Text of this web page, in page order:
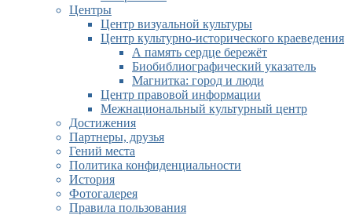
Центры
Центр визуальной культуры
Центр культурно-исторического краеведения
А память сердце бережёт
Биобиблиографический указатель
Магнитка: город и люди
Центр правовой информации
Межнациональный культурный центр
Достижения
Партнеры, друзья
Гений места
Политика конфиденциальности
История
Фотогалерея
Правила пользования